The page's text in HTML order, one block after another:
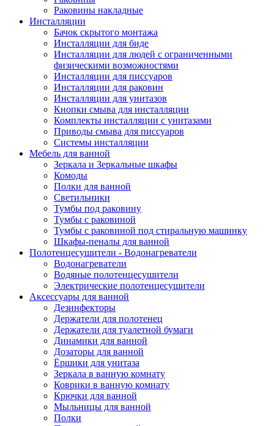
Раковины накладные
Инсталляции
Бачок скрытого монтажа
Инсталляции для биде
Инсталляции для людей с ограниченными
физическими возможностями
Инсталляции для писсуаров
Инсталляции для раковин
Инсталляции для унитазов
Кнопки смыва для инсталляции
Комплекты инсталляции с унитазами
Приводы смыва для писсуаров
Системы инсталляции
Мебель для ванной
Зеркала и Зеркальные шкафы
Комоды
Полки для ванной
Светильники
Тумбы под раковину
Тумбы с раковиной
Тумбы с раковиной под стиральную машинку
Шкафы-пеналы для ванной
Полотенцесушители - Водонагреватели
Водонагреватели
Водяные полотенцесушители
Электрические полотенцесушители
Аксессуары для ванной
Дезинфекторы
Держатели для полотенец
Держатели для туалетной бумаги
Динамики для ванной
Дозаторы для ванной
Ёршики для унитаза
Зеркала в ванную комнату
Коврики в ванную комнату
Крючки для ванной
Мыльницы для ванной
Полки